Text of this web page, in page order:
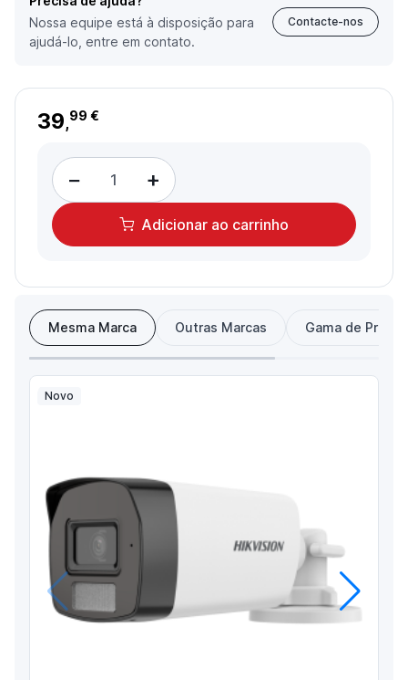
Nossa equipe está à disposição para
ajudá-lo, entre em contato.
Contacte-nos
39,99 €
− +
Adicionar ao carrinho
Mesma Marca Outras Marcas Gama de Preço
Anterior Próximo
Novo